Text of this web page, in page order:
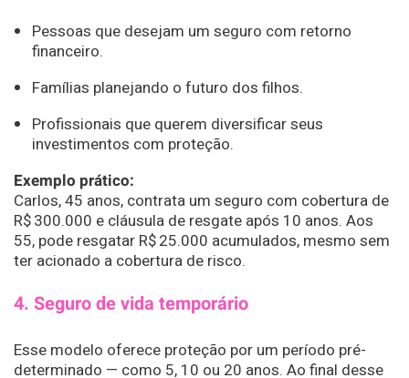
Pessoas que desejam um seguro com retorno
financeiro.
Famílias planejando o futuro dos filhos.
Profissionais que querem diversificar seus
investimentos com proteção.
Exemplo prático:
Carlos, 45 anos, contrata um seguro com cobertura de
R$ 300.000 e cláusula de resgate após 10 anos. Aos
55, pode resgatar R$ 25.000 acumulados, mesmo sem
ter acionado a cobertura de risco.
4. Seguro de vida temporário
Esse modelo oferece proteção por um período pré-
determinado — como 5, 10 ou 20 anos. Ao final desse